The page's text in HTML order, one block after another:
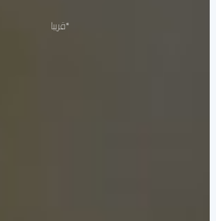
*قريبا